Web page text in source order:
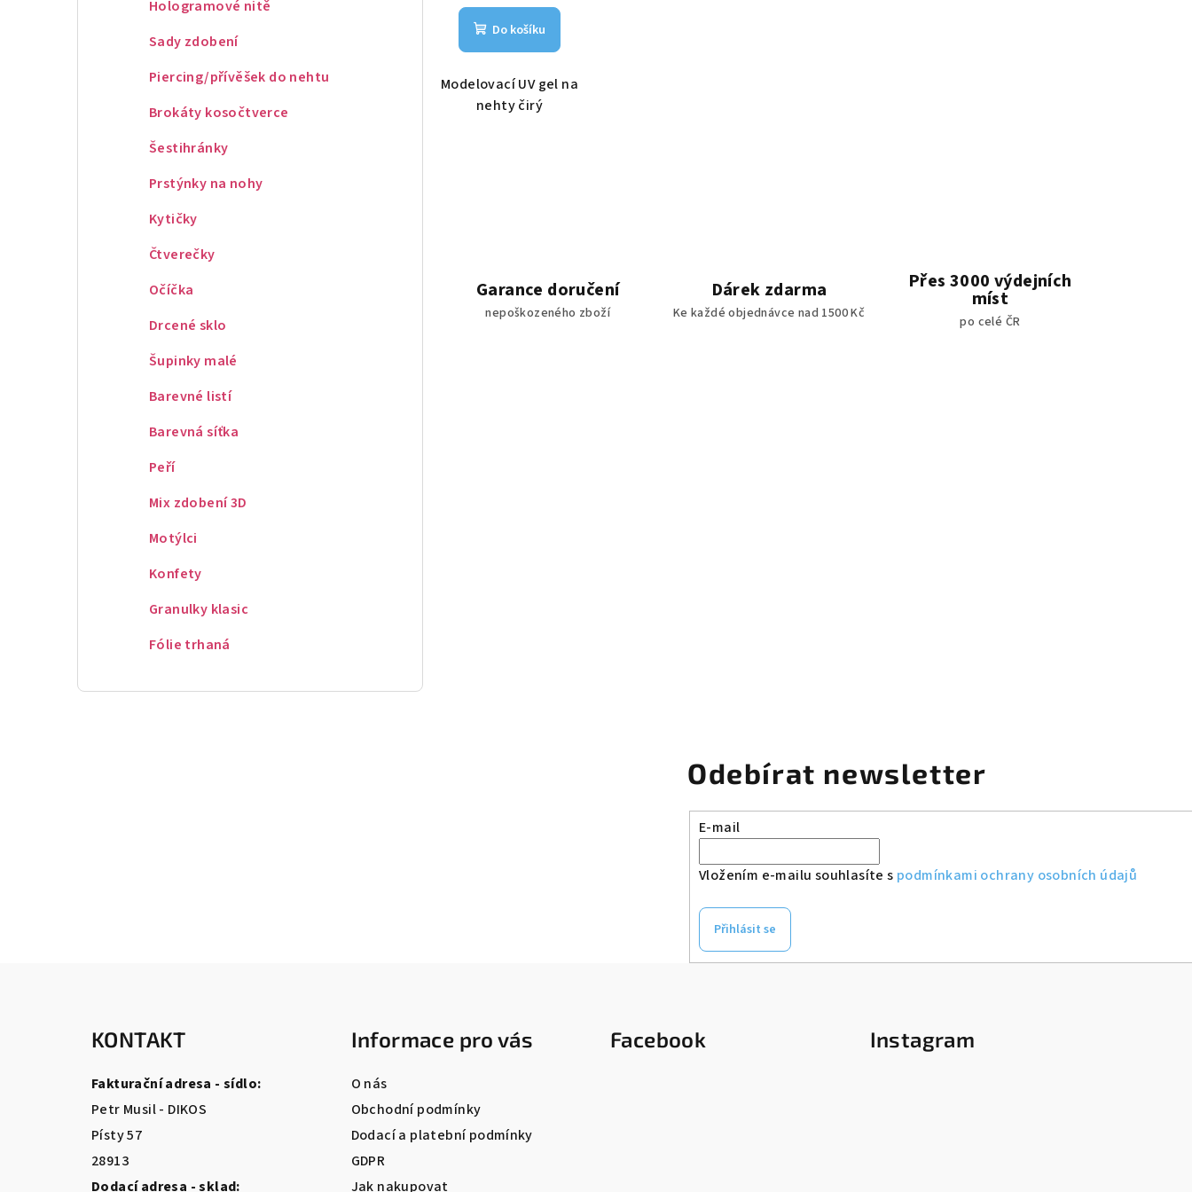
Hologramové nitě
Sady zdobení
Piercing/přívěšek do nehtu
Brokáty kosočtverce
Šestihránky
Prstýnky na nohy
Kytičky
Čtverečky
Očíčka
Drcené sklo
Šupinky malé
Barevné listí
Barevná síťka
Peří
Mix zdobení 3D
Motýlci
Konfety
Granulky klasic
Fólie trhaná
Do košíku
Modelovací UV gel na
nehty čirý
Garance doručení
nepoškozeného zboží
Dárek zdarma
Ke každé objednávce nad 1500 Kč
Přes 3000 výdejních
míst
po celé ČR
Odebírat newsletter
E-mail
Vložením e-mailu souhlasíte s podmínkami ochrany osobních údajů
Přihlásit se
KONTAKT
Fakturační adresa - sídlo:
Petr Musil - DIKOS
Písty 57
28913
Dodací adresa - sklad:
Informace pro vás
O nás
Obchodní podmínky
Dodací a platební podmínky
GDPR
Jak nakupovat
Facebook Instagram